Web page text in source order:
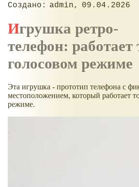
admin 09.04.2026
Игрушка ретро-
телефон: работает
голосовом режиме
Эта игрушка - прототип телефона с
местоположением, который работает
режиме.